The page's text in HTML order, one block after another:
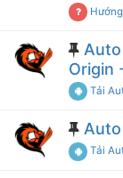
Origin
Tải
Auto
Tải